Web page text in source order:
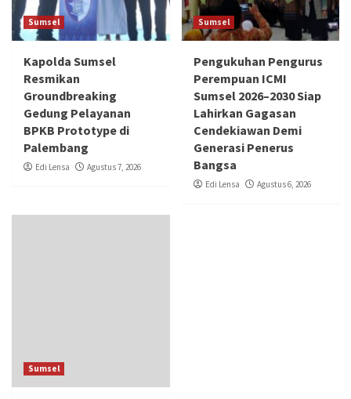
Sumsel
Kapolda Sumsel
Resmikan
Groundbreaking
Gedung Pelayanan
BPKB Prototype di
Palembang
Edi Lensa Agustus 7, 2026
Sumsel
Pengukuhan Pengurus
Perempuan ICMI
Sumsel 2026–2030 Siap
Lahirkan Gagasan
Cendekiawan Demi
Generasi Penerus
Bangsa
Edi Lensa Agustus 6, 2026
Sumsel